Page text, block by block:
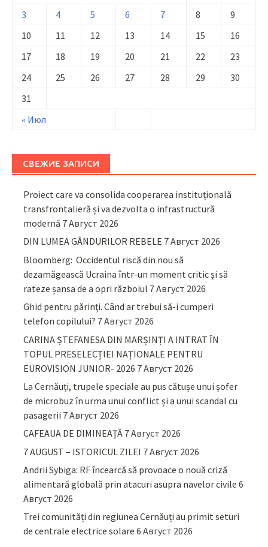
« Июл
3
4 5 6 7 8
9
10
11 12 13 14 15
16
17
18 19 20 21 22
23
24
25 26 27 28 29
30
31
СВЕЖИЕ ЗАПИСИ
Proiect care va consolida cooperarea instituțională
transfrontalieră și va dezvolta o infrastructură
modernă 7 Август 2026
DIN LUMEA GÂNDURILOR REBELE 7 Август 2026
Bloomberg: Occidentul riscă din nou să
dezamăgească Ucraina într-un moment critic și să
rateze șansa de a opri războiul 7 Август 2026
Ghid pentru părinţi. Când ar trebui să-i cumperi
telefon copilului? 7 Август 2026
CARINA ȘTEFANESA DIN MARȘINȚI A INTRAT ÎN
TOPUL PRESELECȚIEI NAȚIONALE PENTRU
EUROVISION JUNIOR- 2026 7 Август 2026
La Cernăuți, trupele speciale au pus cătușe unui șofer
de microbuz în urma unui conflict și a unui scandal cu
pasagerii 7 Август 2026
CAFEAUA DE DIMINEAȚĂ 7 Август 2026
7 AUGUST – ISTORICUL ZILEI 7 Август 2026
Andrii Sybiga: RF încearcă să provoace o nouă criză
alimentară globală prin atacuri asupra navelor civile 6
Август 2026
Trei comunități din regiunea Cernăuți au primit seturi
de centrale electrice solare 6 Август 2026